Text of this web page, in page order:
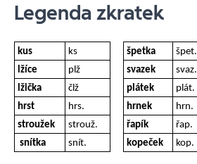
Legenda zkratek
kus ks špetka
špet.
lžíce
plž svazek
svaz.
lžička
člž plátek
plát.
hrst
hrs. hrnek
hrn.
stroužek
strouž. řapík
řap.
snítka
snít. kopeček kop.